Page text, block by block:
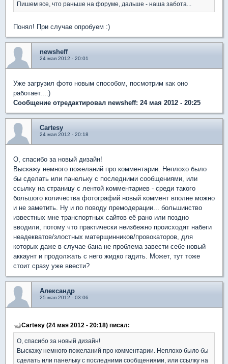
Пишем все, что раньше на форуме, дальше - наша забота...
Понял! При случае опробуем :)
newsheff
24 мая 2012 - 20:01
Уже загрузил фото новым способом, посмотрим как оно
работает...:)
Сообщение отредактировал newsheff: 24 мая 2012 - 20:25
Cartesy
24 мая 2012 - 20:18
О, спасибо за новый дизайн!
Выскажу немного пожеланий про комментарии. Неплохо было
бы сделать или панельку с последними сообщениями, или
ссылку на страницу с лентой комментариев - среди такого
большого количества фотографий новый коммент вполне можно
и не заметить. Ну и по поводу премодерации... большинство
известных мне транспортных сайтов её рано или поздно
вводили, потому что практически неизбежно происходят набеги
неадекватов/злостных матерщинников/провокаторов, для
которых даже в случае бана не проблема завести себе новый
аккаунт и продолжать с него жидко гадить. Может, тут тоже
стоит сразу уже ввести?
Александр
25 мая 2012 - 03:06
Cartesy (24 мая 2012 - 20:18) писал:
О, спасибо за новый дизайн!
Выскажу немного пожеланий про комментарии. Неплохо было бы
сделать или панельку с последними сообщениями, или ссылку на